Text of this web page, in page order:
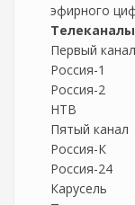
эфирного
Телеканалы
Первый канал
Россия-1
Россия-2
НТВ
Пятый канал
Россия-К
Россия-24
Карусель